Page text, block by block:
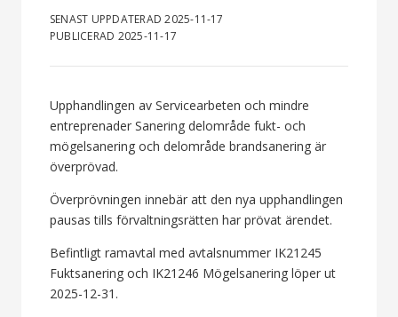
SENAST UPPDATERAD 2025-11-17
PUBLICERAD 2025-11-17
Upphandlingen av Servicearbeten och mindre
entreprenader Sanering delområde fukt- och
mögelsanering och delområde brandsanering är
överprövad.
Överprövningen innebär att den nya upphandlingen
pausas tills förvaltningsrätten har prövat ärendet.
Befintligt ramavtal med avtalsnummer IK21245
Fuktsanering och IK21246 Mögelsanering löper ut
2025-12-31.